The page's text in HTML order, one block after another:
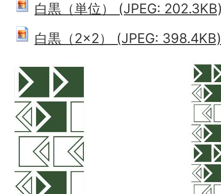
白黒（単位） (JPEG:
白黒（2×2） (JPEG: 398.4KB)